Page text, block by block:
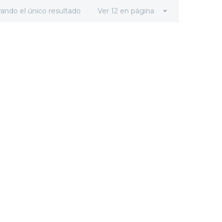
Ver 12 en página
el único resultado